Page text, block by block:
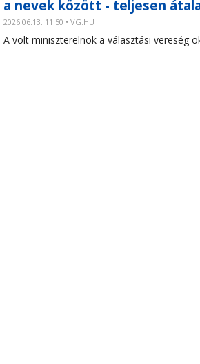
a nevek között - teljesen
2026.06.13. 11:50 • VG.HU
A volt miniszterelnök a választási vereség